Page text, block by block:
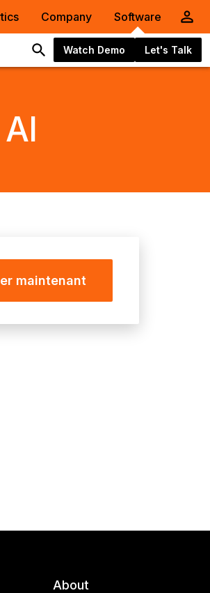
Company Software
Watch Demo Let's Talk
maintenant
About